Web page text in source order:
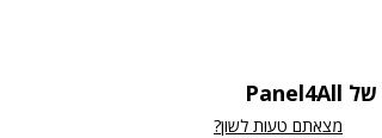
מצאתם טעות לשון?